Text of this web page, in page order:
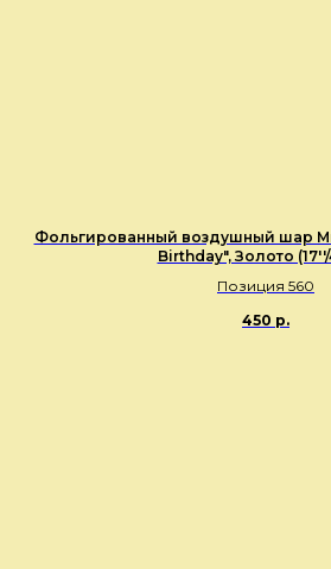
Фольгированный воздушный шар
Birthday", Золото (17''/
Позиция 560
450 р.